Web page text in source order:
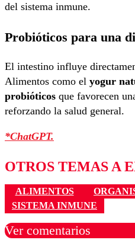
del sistema inmune.
Probióticos para una
El intestino influye
Alimentos como el yogur
probióticos que favorecen
reforzando la salud general.
*ChatGPT.
OTROS TEMAS A
ALIMENTOS
SISTEMA INMUNE
Ver comentarios